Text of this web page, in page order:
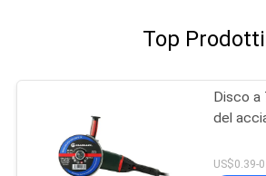
Top Prodotti
Disco a
del
US$0.39-